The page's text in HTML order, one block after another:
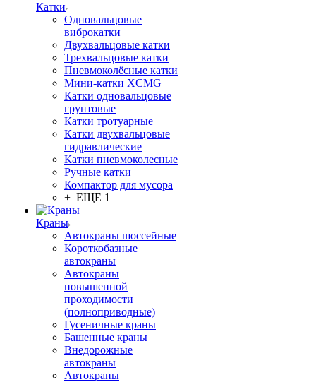
Катки
Одновальцовые
виброкатки
Двухвальцовые катки
Трехвальцовые катки
Пневмоколёсные катки
Мини-катки XCMG
Катки одновальцовые
грунтовые
Катки тротуарные
Катки двухвальцовые
гидравлические
Катки пневмоколесные
Ручные катки
Компактор для мусора
+ ЕЩЕ 1
Краны
Автокраны шоссейные
Короткобазные
автокраны
Автокраны
повышенной
проходимости
(полноприводные)
Гусеничные краны
Башенные краны
Внедорожные
автокраны
Автокраны